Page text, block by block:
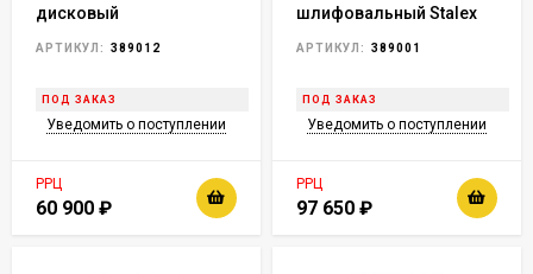
дисковый
АРТИКУЛ: 389012
ПОД ЗАКАЗ
Уведомить о поступлении
РРЦ
60 900 ₽
шлифовальный Stalex
АРТИКУЛ: 389001
ПОД ЗАКАЗ
Уведомить о поступлении
РРЦ
97 650 ₽